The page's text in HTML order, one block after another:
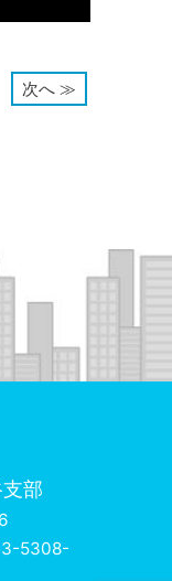
次へ ≫
部
6
5308-